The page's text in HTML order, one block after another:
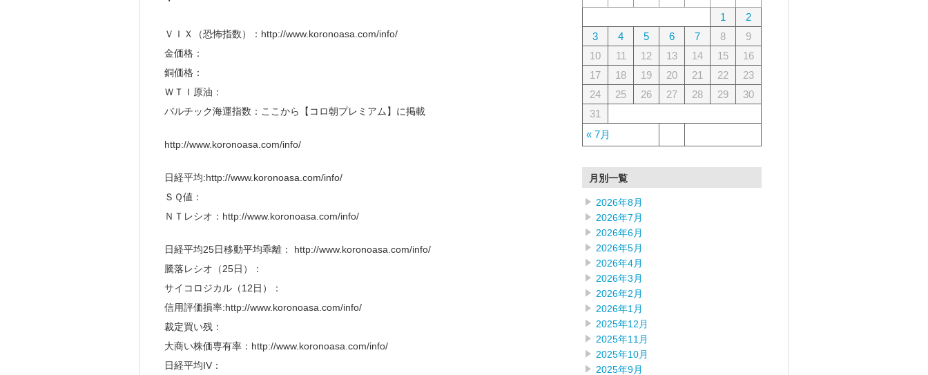
ＶＩＸ（恐怖指数）：http://www.koronoasa.com/info/
金価格：
銅価格：
ＷＴＩ原油：
バルチック海運指数：ここから【コロ朝プレミアム】に掲載
http://www.koronoasa.com/info/
日経平均:http://www.koronoasa.com/info/
ＳＱ値：
ＮＴレシオ：http://www.koronoasa.com/info/
日経平均25日移動平均乖離： http://www.koronoasa.com/info/
騰落レシオ（25日）：
サイコロジカル（12日）：
信用評価損率:http://www.koronoasa.com/info/
裁定買い残：
大商い株価専有率：http://www.koronoasa.com/info/
日経平均IV：
« 7月
1
2
3
4 5 6 7 8
9
10
11 12 13 14 15
16
17
18 19 20 21 22
23
24
25 26 27 28 29
30
31
月別一覧
2026年8月
2026年7月
2026年6月
2026年5月
2026年4月
2026年3月
2026年2月
2026年1月
2025年12月
2025年11月
2025年10月
2025年9月